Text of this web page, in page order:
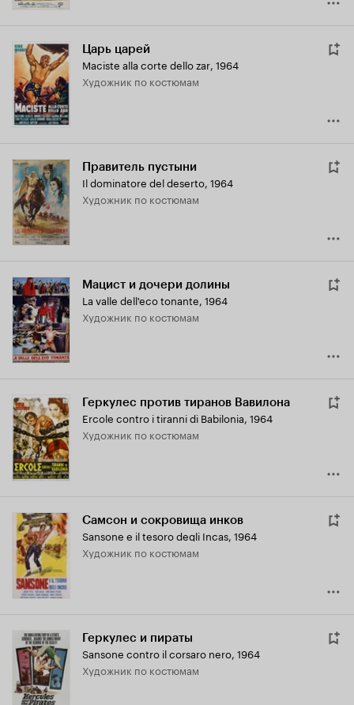
Царь царей
Maciste alla corte dello zar, 1964
Художник по костюмам
Правитель пустыни
Il dominatore del deserto, 1964
Художник по костюмам
Мацист и дочери долины
La valle dell'eco tonante, 1964
Художник по костюмам
Геркулес против тиранов Вавилона
Ercole contro i tiranni di Babilonia, 1964
Художник по костюмам
Самсон и сокровища инков
Sansone e il tesoro degli Incas, 1964
Художник по костюмам
Геркулес и пираты
Sansone contro il corsaro nero, 1964
Художник по костюмам